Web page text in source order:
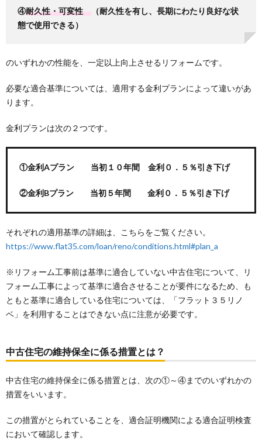
④耐久性・可変性
（耐久性を有し、長期にわたり良好な状
態で使用できる）
のいずれかの性能を、一定以上向上させるリフォームです。
必要な適合基準については、適用する金利プランによって違いがあ
ります。
金利プランは次の２つです。
①金利Aプラン 当初１０年間 金利０．５％引き下げ
②金利Bプラン 当初５年間 金利０．５％引き下げ
それぞれの適用基準の詳細は、こちらをご覧ください。
https://www.flat35.com/loan/reno/conditions.html#plan_a
※リフォーム工事前は基準に適合していない中古住宅について、リ
フォーム工事によって基準に適合させることが要件になるため、も
ともと基準に適合している住宅については、「フラット３５リノ
ベ」を利用することはできない点に注意が必要です。
中古住宅の維持保全に係る措置とは？
中古住宅の維持保全に係る措置とは、次の①～④までのいずれかの
措置をいいます。
この措置がとられていることを、適合証明機関による適合証明検査
において確認します。